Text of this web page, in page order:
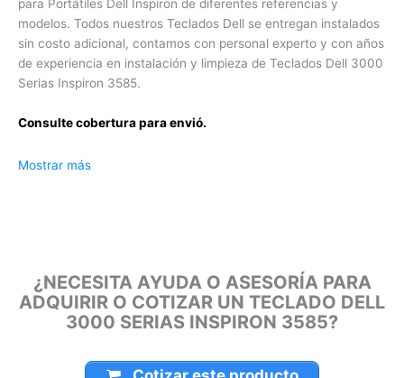
referencias y modelos. Todos nuestros Teclados Dell se
entregan instalados sin costo adicional, contamos con
personal experto y con años de experiencia en instalación y
limpieza de Teclados Dell 3000 Serias Inspiron 3585.
Manizales, Florencia, Yopal, Popayán, Valledupar, Quibdó,
¿NECESITA AYUDA O ASESORÍA PARA
ADQUIRIR O COTIZAR UN TECLADO
DELL 3000 SERIAS INSPIRON 3585?
Cotizar este producto